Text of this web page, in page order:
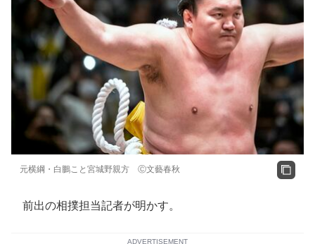
元横綱・白鵬こと宮城野親方 Ⓒ文藝春秋
前出の相撲担当記者が明かす。
ADVERTISEMENT